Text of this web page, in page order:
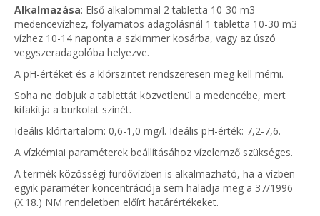
Alkalmazása: Első alkalommal 2 tabletta 10-30 m3
medencevízhez, folyamatos adagolásnál 1 tabletta 10-30 m3
vízhez 10-14 naponta a szkimmer kosárba, vagy az úszó
vegyszeradagolóba helyezve.
A pH-értéket és a klórszintet rendszeresen meg kell mérni.
Soha ne dobjuk a tablettát közvetlenül a medencébe, mert
kifakítja a burkolat színét.
Ideális klórtartalom: 0,6-1,0 mg/l. Ideális pH-érték: 7,2-7,6.
A vízkémiai paraméterek beállításához vízelemző szükséges.
A termék közösségi fürdővízben is alkalmazható, ha a vízben
egyik paraméter koncentrációja sem haladja meg a 37/1996
(X.18.) NM rendeletben előírt határértékeket.